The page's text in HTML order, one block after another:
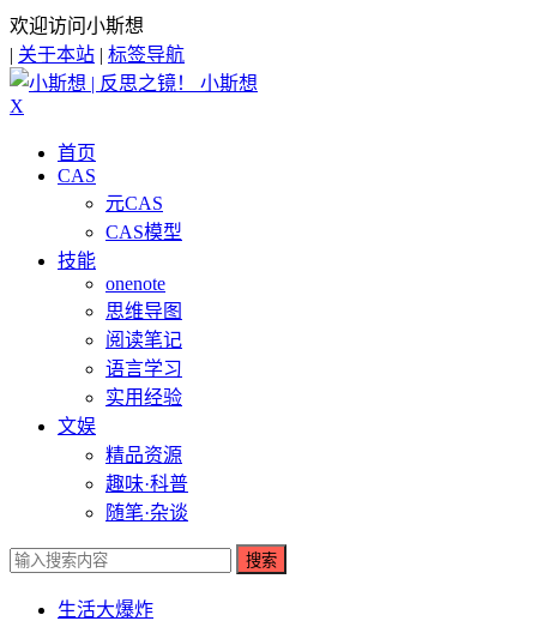
欢迎访问小斯想
| 关于本站 | 标签导航
小斯想
X
首页
CAS
元CAS
CAS模型
技能
onenote
思维导图
阅读笔记
语言学习
实用经验
文娱
精品资源
趣味·科普
随笔·杂谈
搜索
生活大爆炸